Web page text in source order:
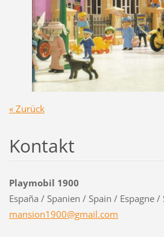
« Zurück
Kontakt
Playmobil 1900
España / Spanien / Spain / Espagne /
mansion1900@gmail.com